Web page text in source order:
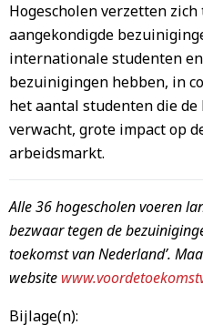
Hogescholen verzetten
aangekondigde
internationale studenten
bezuinigingen hebben, in
het aantal studenten die
verwacht, grote impact op
arbeidsmarkt.
Alle 36 hogescholen voeren
bezwaar tegen de
toekomst van Nederland’.
website
Bijlage(n):